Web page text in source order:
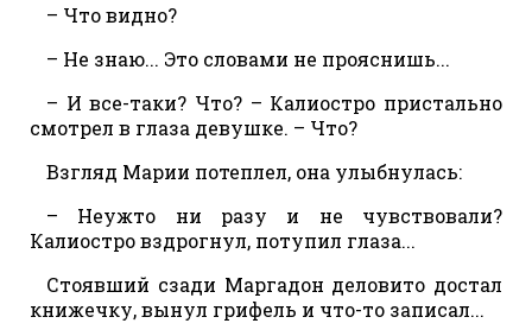
– Что видно?
– Не знаю... Это словами не прояснишь...
– И все-таки? Что? – Калиостро пристально
смотрел в глаза девушке. – Что?
Взгляд Марии потеплел, она улыбнулась:
– Неужто ни разу и не чувствовали?
Калиостро вздрогнул, потупил глаза...
Стоявший сзади Маргадон деловито достал
книжечку, вынул грифель и что-то записал...